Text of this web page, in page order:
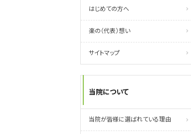
はじめての方へ
楽の（代表）想い
サイトマップ
当院について
当院が皆様に選ばれている理由